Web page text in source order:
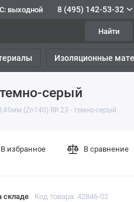
выходной 8 (495) 142-53-32
Найти
Изоляционные
серый
(Zn140) RR 23 - темно-серый
складе Код товара: 42846-02
В избранное В сравнение